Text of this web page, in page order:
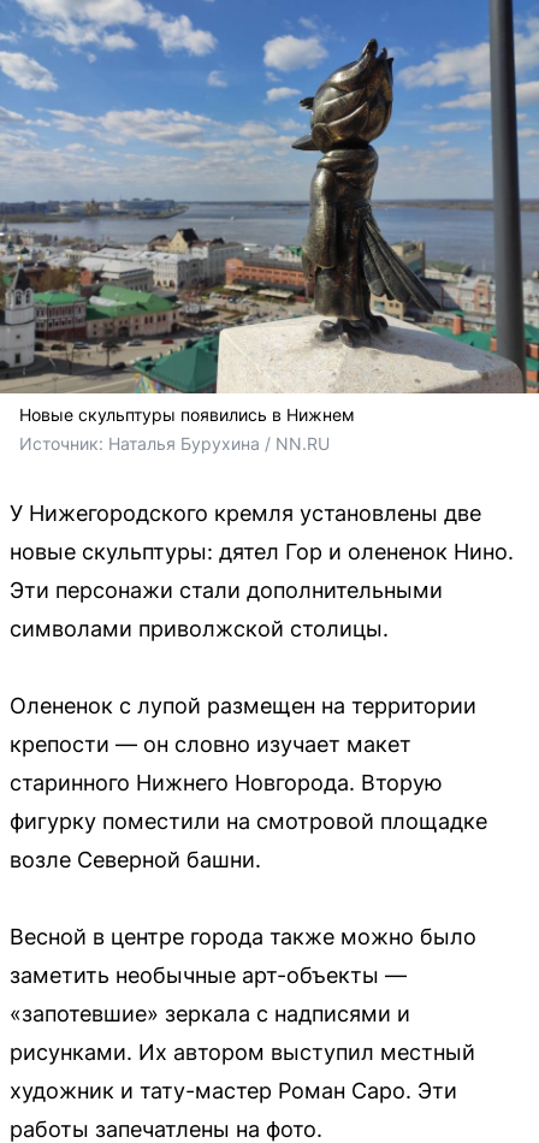
Новые скульптуры появились в Нижнем
Источник: Наталья Бурухина / NN.RU
У Нижегородского кремля установлены две
новые скульптуры: дятел Гор и олененок Нино.
Эти персонажи стали дополнительными
символами приволжской столицы.
Олененок с лупой размещен на территории
крепости — он словно изучает макет
старинного Нижнего Новгорода. Вторую
фигурку поместили на смотровой площадке
возле Северной башни.
Весной в центре города также можно было
заметить необычные арт-объекты —
«запотевшие» зеркала с надписями и
рисунками. Их автором выступил местный
художник и тату-мастер Роман Саро. Эти
работы запечатлены на фото.